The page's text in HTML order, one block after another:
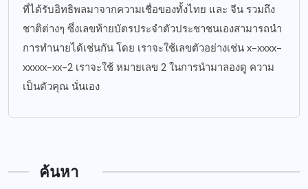
ที่ได้รับอิทธิพลมาจากความเชื่อของทั้งไทย และ จีน รวมถึง
ชาติต่างๆ ซึ่งเลขท้ายบัตรประจำตัวประชาชนเองสามารถนำ
การทำนายได้เช่นกัน โดย เราจะใช้เลขตัวอย่างเช่น x-xxxx-
xxxxx-xx-2 เราจะใช้ หมายเลข 2 ในการนำมาลองดู ความ
เป็นตัวคุณ นั่นเอง
ค้นหา